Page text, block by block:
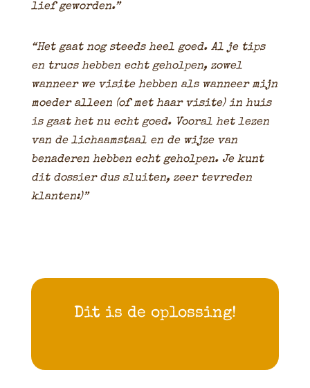
lief geworden.”
“Het gaat nog steeds heel goed. Al je tips
en trucs hebben echt geholpen, zowel
wanneer we visite hebben als wanneer mijn
moeder alleen (of met haar visite) in huis
is gaat het nu echt goed. Vooral het lezen
van de lichaamstaal en de wijze van
benaderen hebben echt geholpen. Je kunt
dit dossier dus sluiten, zeer tevreden
klanten:)”
Dit is de oplossing!